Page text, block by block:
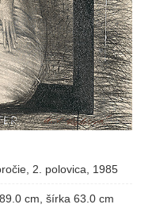
2. polovica, 1985
cm, šírka 63.0 cm